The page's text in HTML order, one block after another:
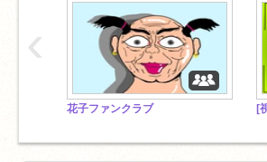
花子ファンクラブ
‹